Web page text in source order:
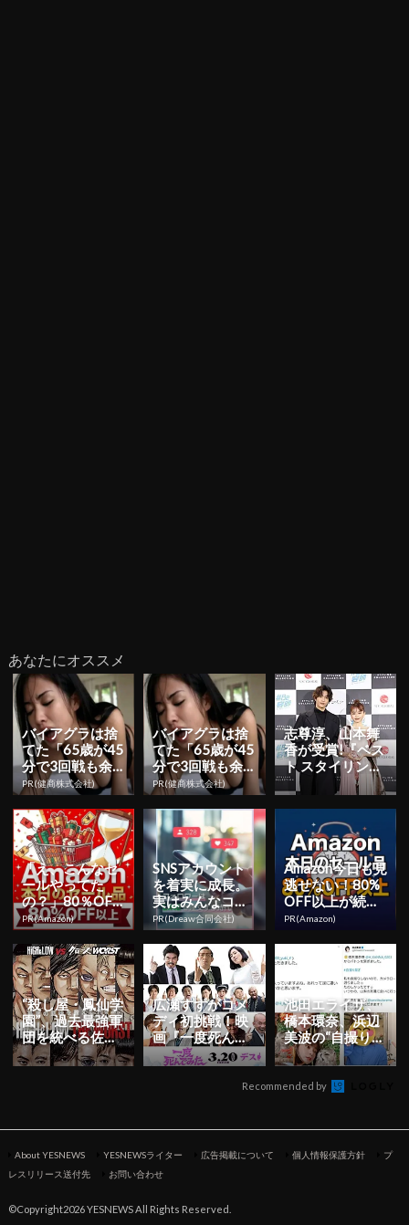
あなたにオススメ
バイアグラは捨
てた「65歳が45
分で3回戦も余
裕」980円で朝
まで絶好調！
PR(健商株式会社)
バイアグラは捨
てた「65歳が45
分で3回戦も余
裕」1日31円で
朝まで絶好調！
PR(健商株式会社)
志尊淳、山本舞
香が受賞!『ベス
ト スタイリング
アワード 201
9』
「え、こんなセ
ールやってた
の？」80％OFF
以上が続々登
場！Amazonの本
気が...
PR(Amazon)
SNSアカウント
を着実に成長。
実はみんなココ
使ってます。
PR(Dreaw合同会社)
Amazon今日も見
逃せない！80%
OFF以上が続々
登場
PR(Amazon)
“殺し屋・鳳仙学
園”、過去最強軍
団を統べる佐智
雄（志尊 淳）の
圧巻アクショ
広瀬すずがコメ
ディ初挑戦！映
画『一度死んで
みた』の超豪華
な追加キャスト
池田エライザ、
橋本環奈、浜辺
美波の“自撮り繋
ぎ”が神々のバト
ンリレーと話
題！
Recommended by
About YESNEWS YESNEWSライター 広告掲載について 個人情報保護方針
プ
レスリリース送付先
お問い合わせ
©Copyright2026 YESNEWS All Rights Reserved.